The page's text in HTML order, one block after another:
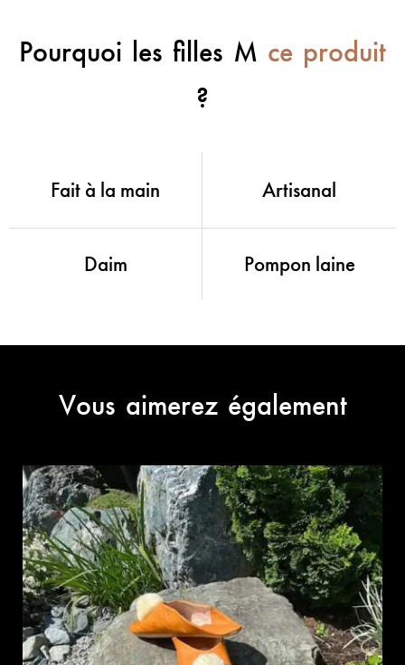
Pourquoi les filles M ce produit
?
Fait à la main Artisanal
Daim Pompon laine
Vous aimerez également